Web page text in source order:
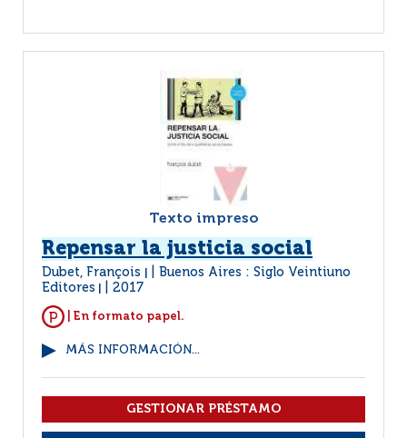
Texto impreso
Repensar la justicia social
Dubet, François
Buenos Aires : Siglo Veintiuno
Editores
2017
| En formato papel.
MÁS INFORMACIÓN...